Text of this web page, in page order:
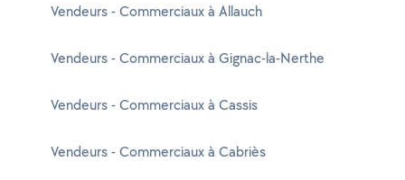
Vendeurs - Commerciaux à Allauch
Vendeurs - Commerciaux à Gignac-la-Nerthe
Vendeurs - Commerciaux à Cassis
Vendeurs - Commerciaux à Cabriès